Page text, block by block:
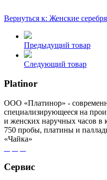
Вернуться к: Женские
Предыдущий товар
Следующий товар
Platinor
ООО «Платинор» -
специализирующееся на
и женских наручных часов в
750 пробы, платины и
«Чайка»
Сервис